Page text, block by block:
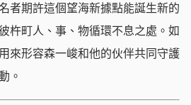
者期許這個望海新據點能誕生新的
杵町人、事、物循環不息之處。如
來形容森一峻和他的伙伴共同守護
。